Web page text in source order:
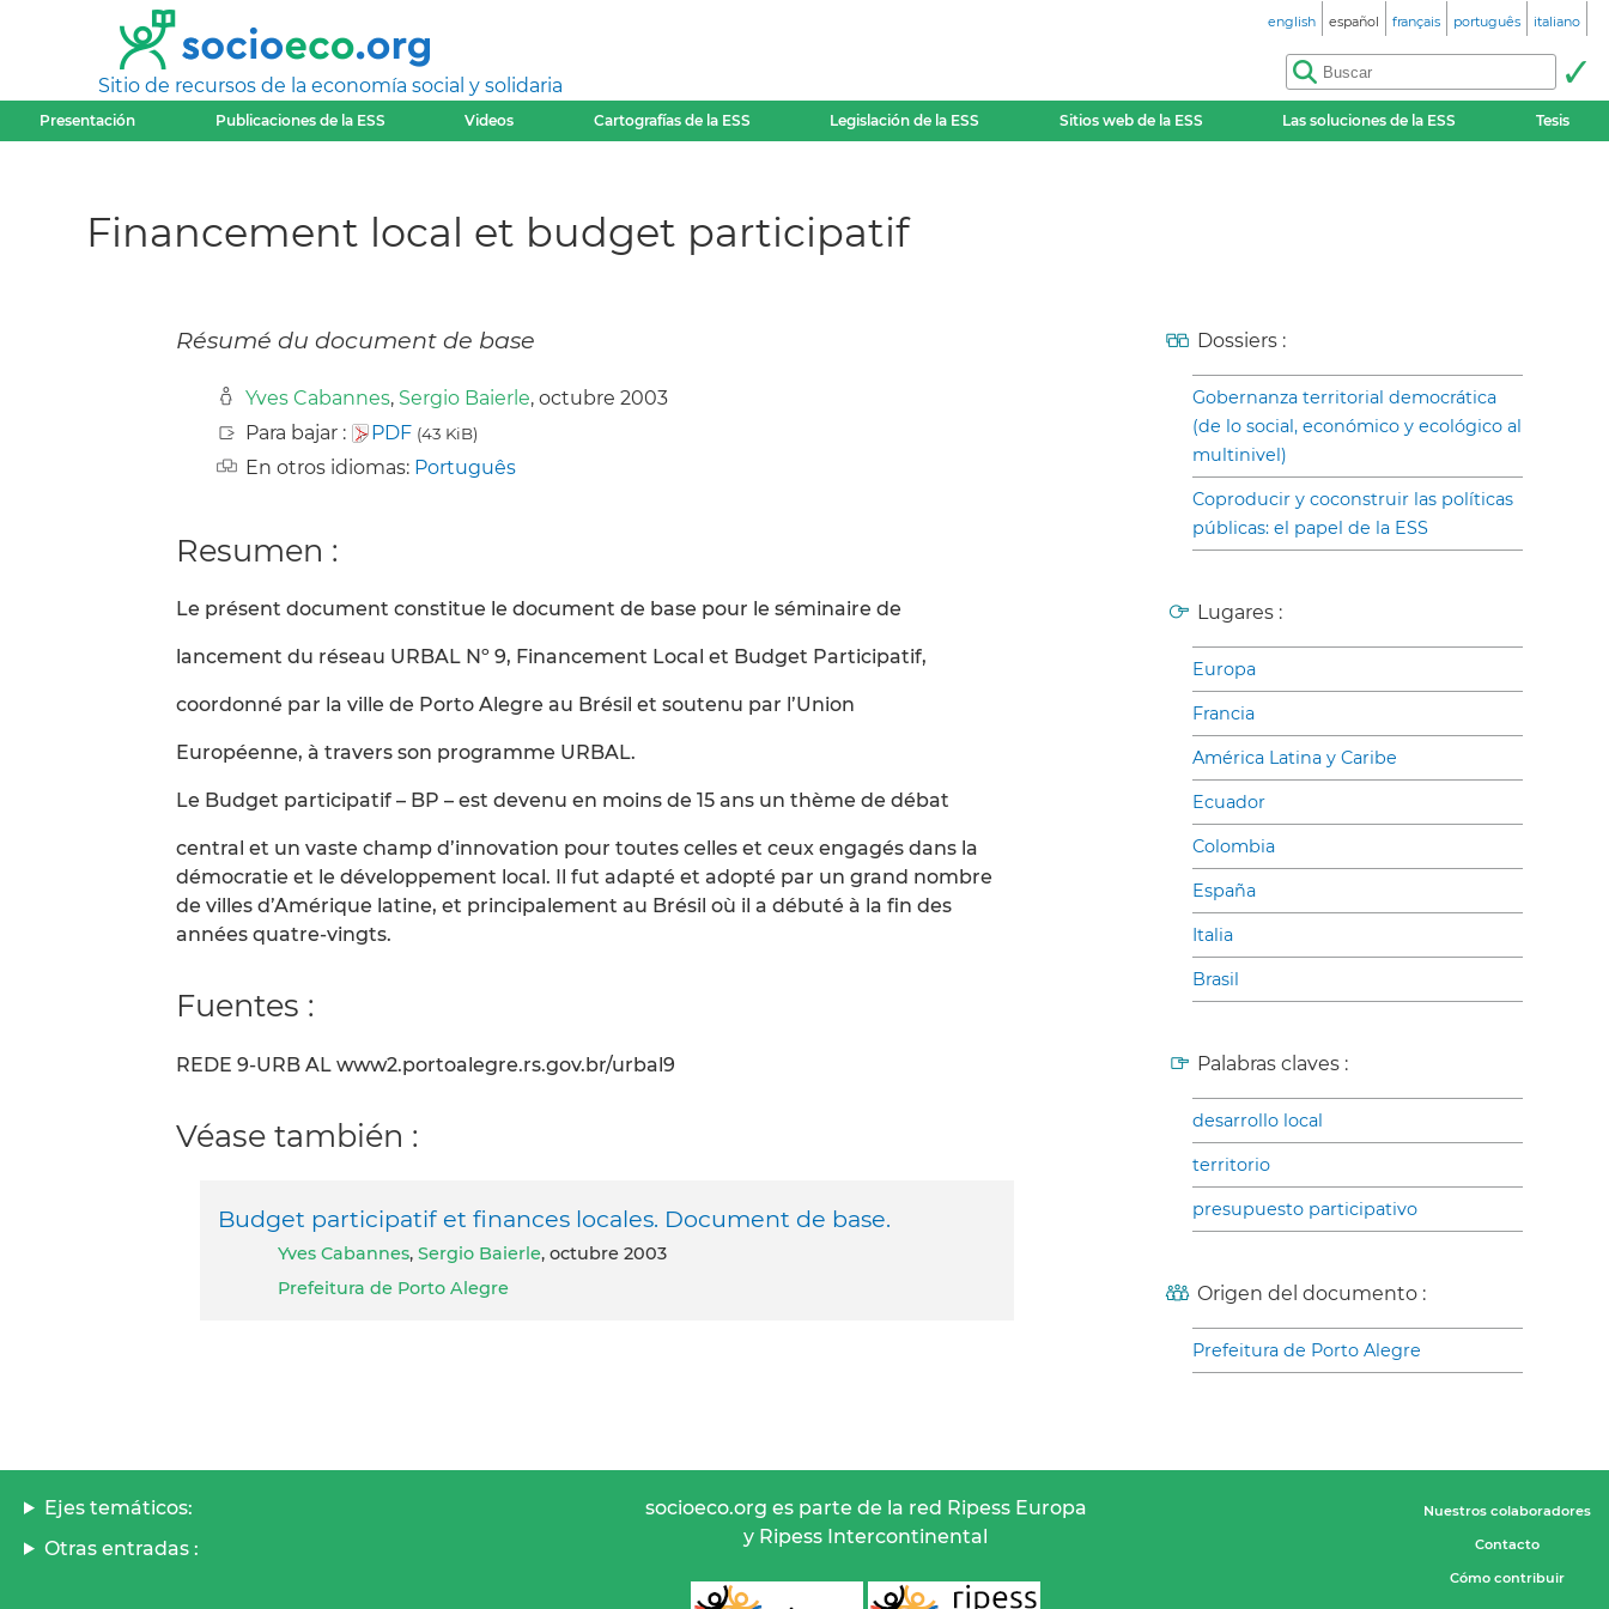
Sitio de recursos de la economía social y solidaria
english español français português italiano
Presentación Publicaciones de la ESS Videos Cartografías de la ESS Legislación de la ESS Sitios web de la ESS Las soluciones de la ESS Tesis
Financement local et budget participatif
Résumé du document de base
Yves Cabannes, Sergio Baierle, octubre 2003
Para bajar :
PDF (43 KiB)
En otros idiomas: Português
Resumen :
Le présent document constitue le document de base pour le séminaire de
lancement du réseau URBAL Nº 9, Financement Local et Budget Participatif,
coordonné par la ville de Porto Alegre au Brésil et soutenu par l’Union
Européenne, à travers son programme URBAL.
Le Budget participatif – BP – est devenu en moins de 15 ans un thème de débat
central et un vaste champ d’innovation pour toutes celles et ceux engagés dans la
démocratie et le développement local. Il fut adapté et adopté par un grand nombre
de villes d’Amérique latine, et principalement au Brésil où il a débuté à la fin des
années quatre-vingts.
Fuentes :
REDE 9-URB AL www2.portoalegre.rs.gov.br/urbal9
Véase también :
Budget participatif et finances locales. Document de base.
Yves Cabannes, Sergio Baierle, octubre 2003
Prefeitura de Porto Alegre
Dossiers :
Gobernanza territorial democrática
(de lo social, económico y ecológico al
multinivel)
Coproducir y coconstruir las políticas
públicas: el papel de la ESS
Lugares :
Europa
Francia
América Latina y Caribe
Ecuador
Colombia
España
Italia
Brasil
Palabras claves :
desarrollo local
territorio
presupuesto participativo
Origen del documento :
Prefeitura de Porto Alegre
Ejes temáticos:
Otras entradas :
socioeco.org es parte de la red Ripess Europa
y Ripess Intercontinental
Nuestros colaboradores
Contacto
Cómo contribuir